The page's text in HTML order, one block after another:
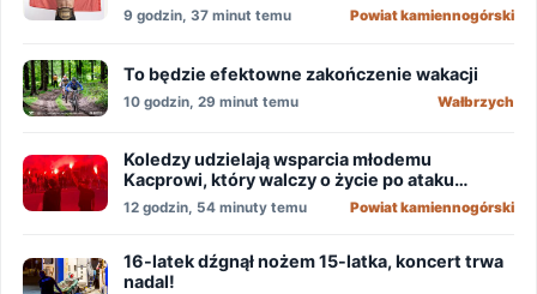
9 godzin, 37 minut temu Powiat kamiennogórski
To będzie efektowne zakończenie wakacji
10 godzin, 29 minut temu Wałbrzych
Koledzy udzielają wsparcia młodemu
Kacprowi, który walczy o życie po ataku
nożownika!
12 godzin, 54 minuty temu Powiat kamiennogórski
16-latek dźgnął nożem 15-latka, koncert trwa
nadal!